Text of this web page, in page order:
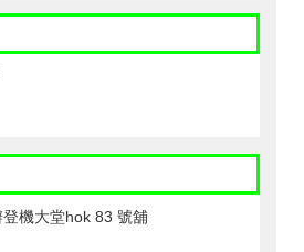
機大堂hok 83 號舖